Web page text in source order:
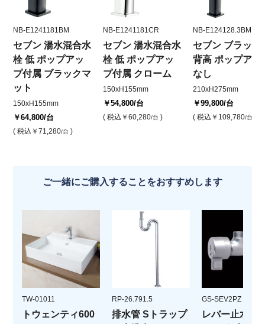
NB-E1241181BM
セブン 湯水混合水
栓 低 ポップアッ
プ付属 ブラックマ
ット
150xH155mm
￥64,800/台
( 税込 ￥71,280/台 )
NB-E1241181CR
セブン 湯水混合水
栓 低 ポップアッ
プ付属 クローム
150xH155mm
￥54,800/台
( 税込 ￥60,280/台 )
NB-E124128.3BM
セブン ブラック
背高 ポップアッ
なし
210xH275mm
￥99,800/台
( 税込 ￥109,780/台
ご一緒にご購入することをおすすめします
TW-01011
トウェンティ600
RP-26.791.5
排水管 Sトラップ
GS-SEV2PZ
レバー止水栓